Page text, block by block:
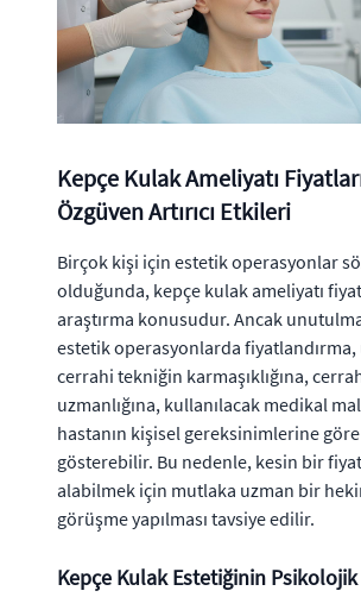
Kepçe Kulak Ameliyatı
Özgüven Artırıcı Etkileri
Birçok kişi için estetik operasyonlar
olduğunda, kepçe kulak ameliyatı
araştırma konusudur. Ancak
estetik operasyonlarda fiyatlandırma,
cerrahi tekniğin karmaşıklığına,
uzmanlığına, kullanılacak medikal
hastanın kişisel gereksinimlerine
gösterebilir. Bu nedenle, kesin bir
alabilmek için mutlaka uzman bir
görüşme yapılması tavsiye edilir.
Kepçe Kulak Estetiğinin